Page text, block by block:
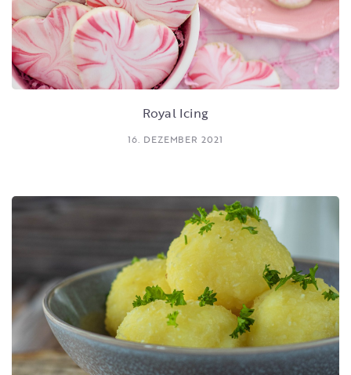
Royal Icing
16. DEZEMBER 2021